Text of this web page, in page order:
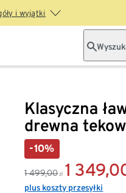
i wyjątki
Klasyczna
drewna
-10%
1 499,00 zł 1
plus koszty przesyłki